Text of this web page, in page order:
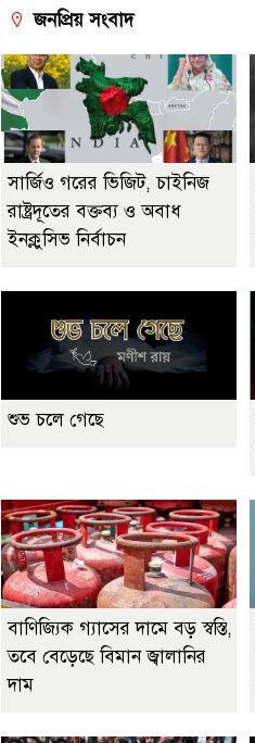
জনপ্রিয় সংবাদ
সার্জিও গরের ভিজিট, চাইনিজ
রাষ্ট্রদূতের বক্তব্য ও অবাধ
ইনক্লুসিভ নির্বাচন
শুভ চলে গেছে
বাণিজ্যিক গ্যাসের দামে বড় স্বস্তি,
তবে বেড়েছে বিমান জ্বালানির
দাম